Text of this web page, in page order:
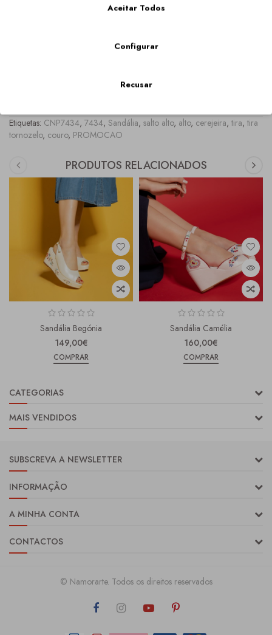
Poderá verificar a disponibilidade do tamanho em "VER O CARRINHO DE COMPRAS"
Etiquetas: CNP7434, 7434, Sandália, salto alto, alto, cerejeira, tira, tira
tornozelo, couro, PROMOCAO
PRODUTOS RELACIONADOS
Sandália Begónia
149,00€
COMPRAR
Sandália Camélia
160,00€
COMPRAR
CATEGORIAS
MAIS VENDIDOS
SUBSCREVA A NEWSLETTER
INFORMAÇÃO
A MINHA CONTA
CONTACTOS
© Namorarte. Todos os direitos reservados
Aceitar Todos
Configurar
Recusar